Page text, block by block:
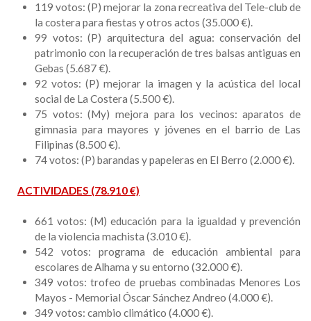
119 votos: (P) mejorar la zona recreativa del Tele-club de
la costera para fiestas y otros actos (35.000 €).
99 votos: (P) arquitectura del agua: conservación del
patrimonio con la recuperación de tres balsas antiguas en
Gebas (5.687 €).
92 votos: (P) mejorar la imagen y la acústica del local
social de La Costera (5.500 €).
75 votos: (My) mejora para los vecinos: aparatos de
gimnasia para mayores y jóvenes en el barrio de Las
Filipinas (8.500 €).
74 votos: (P) barandas y papeleras en El Berro (2.000 €).
ACTIVIDADES (78.910 €)
661 votos: (M) educación para la igualdad y prevención
de la violencia machista (3.010 €).
542 votos: programa de educación ambiental para
escolares de Alhama y su entorno (32.000 €).
349 votos: trofeo de pruebas combinadas Menores Los
Mayos - Memorial Óscar Sánchez Andreo (4.000 €).
349 votos: cambio climático (4.000 €).